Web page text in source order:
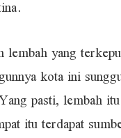
lembah yang
kota ini
pasti, lembah
itu terdapat